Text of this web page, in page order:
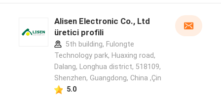
Alisen Electronic Co., Ltd
üretici profili
5th building, Fulongte
Technology park, Huaxing road,
Dalang, Longhua district, 518109,
Shenzhen, Guangdong, China ,Çin
5.0